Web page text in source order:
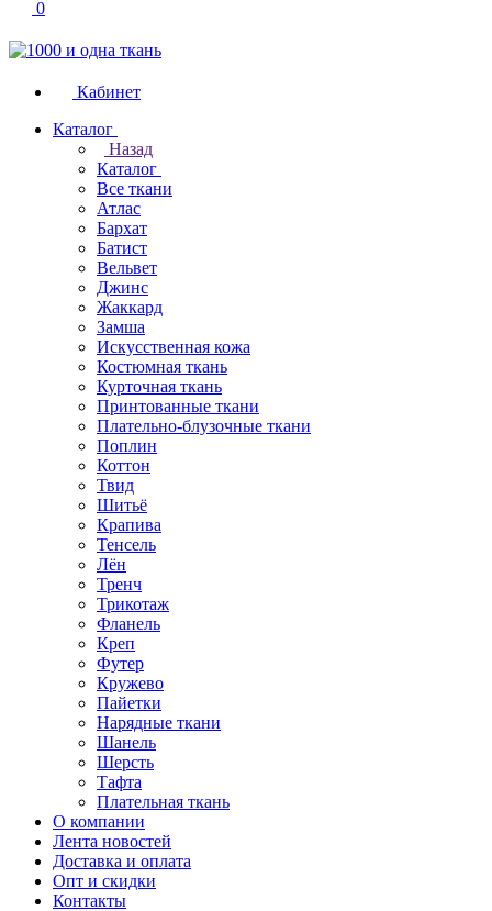
0
Кабинет
Каталог
Назад
Каталог
Все ткани
Атлас
Бархат
Батист
Вельвет
Джинс
Жаккард
Замша
Искусственная кожа
Костюмная ткань
Курточная ткань
Принтованные ткани
Плательно-блузочные ткани
Поплин
Коттон
Твид
Шитьё
Крапива
Тенсель
Лён
Тренч
Трикотаж
Фланель
Креп
Футер
Кружево
Пайетки
Нарядные ткани
Шанель
Шерсть
Тафта
Плательная ткань
О компании
Лента новостей
Доставка и оплата
Опт и скидки
Контакты